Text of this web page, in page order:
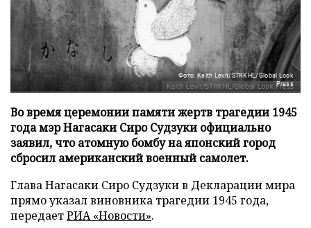
Фото: Keith Levit/STRKHL/Global Look
Press
Во время церемонии памяти жертв трагедии 1945
года мэр Нагасаки Сиро Судзуки официально
заявил, что атомную бомбу на японский город
сбросил американский военный самолет.
Глава Нагасаки Сиро Судзуки в Декларации мира
прямо указал виновника трагедии 1945 года,
передаетРИА «Новости».